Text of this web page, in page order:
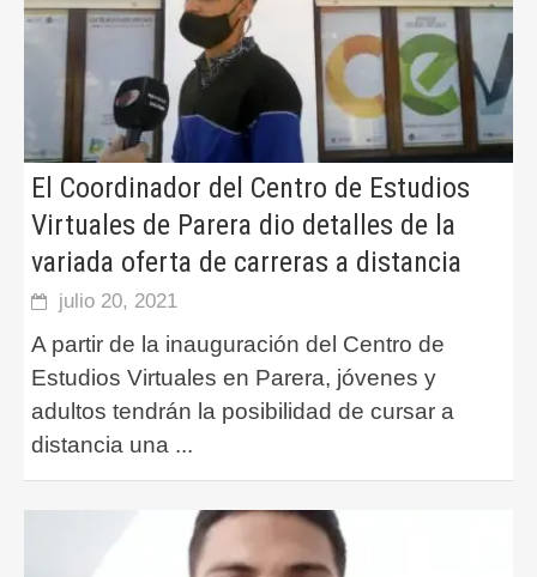
El Coordinador del Centro de Estudios
Virtuales de Parera dio detalles de la
variada oferta de carreras a distancia
julio 20, 2021
A partir de la inauguración del Centro de
Estudios Virtuales en Parera, jóvenes y
adultos tendrán la posibilidad de cursar a
distancia una ...